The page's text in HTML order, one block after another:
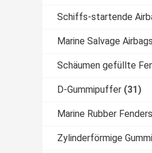
Schiffs-startende
Marine Salvage Airbags
Schäumen gefüllte
D-Gummipuffer (31)
Marine Rubber Fenders
Zylinderförmige